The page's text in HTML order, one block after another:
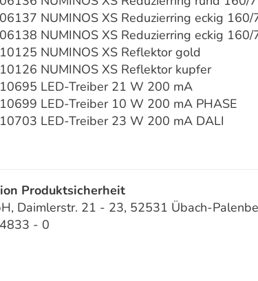
NUMINOS XS Reduzierring eckig
NUMINOS XS Reduzierring eckig
NUMINOS XS Reflektor gold
NUMINOS XS Reflektor kupfer
LED-Treiber 21 W 200 mA
LED-Treiber 10 W 200 mA PHASE
LED-Treiber 23 W 200 mA DALI
Produktsicherheit
Daimlerstr. 21 - 23, 52531 Übach-
- 0